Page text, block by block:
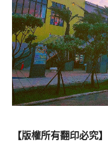
【版權所有翻印必究】